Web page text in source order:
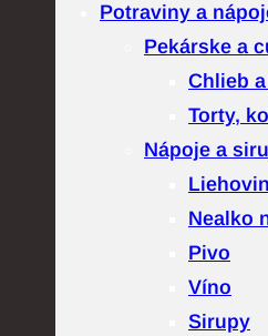
Potraviny a
Pekárske a
Chlieb
Torty,
Nápoje a
Nealko
Pivo
Víno
Sirupy